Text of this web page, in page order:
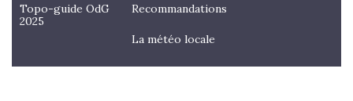
Topo-guide OdG
2025
Recommandations
La météo locale